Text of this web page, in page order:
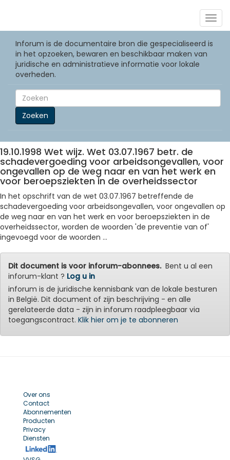
Inforum is de documentaire bron die gespecialiseerd is
in het opzoeken, bewaren en beschikbaar maken van
juridische en administratieve informatie voor lokale
overheden.
Zoeken
19.10.1998 Wet wijz. Wet 03.07.1967 betr. de
schadevergoeding voor arbeidsongevallen, voor
ongevallen op de weg naar en van het werk en
voor beroepsziekten in de overheidssector
In het opschrift van de wet 03.07.1967 betreffende de
schadevergoeding voor arbeidsongevallen, voor ongevallen op
de weg naar en van het werk en voor beroepsziekten in de
overheidssector, worden de woorden 'de preventie van of'
ingevoegd voor de woorden ...
Dit document is voor inforum-abonnees.Bent u al een
inforum-klant ? Log u in
inforum is de juridische kennisbank van de lokale besturen
in België. Dit document of zijn beschrijving - en alle
gerelateerde data - zijn in inforum raadpleegbaar via
toegangscontract. Klik hier om je te abonneren
Over ons
Contact
Abonnementen
Producten
Privacy
Diensten